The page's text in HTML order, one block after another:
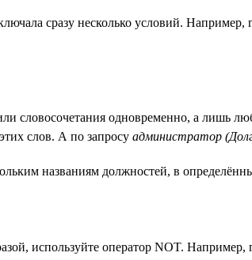
сразу несколько условий.
словосочетания одновременно, а лишь
слов. А по запросу администратор
названиям должностей, в
используйте оператор NOT. Например,